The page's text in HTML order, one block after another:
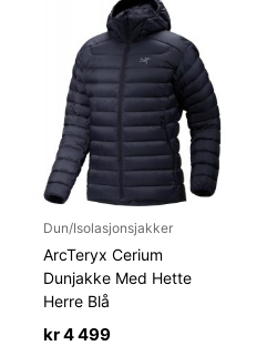
Dun/Isolasjonsjakker
ArcTeryx Cerium
Dunjakke Med Hette
Herre Blå
kr4 499